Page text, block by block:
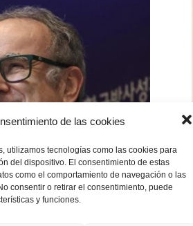
de las cookies
utilizamos tecnologías como las cookies para
del dispositivo. El consentimiento de estas
como el comportamiento de navegación o las
consentir o retirar el consentimiento, puede
y funciones.